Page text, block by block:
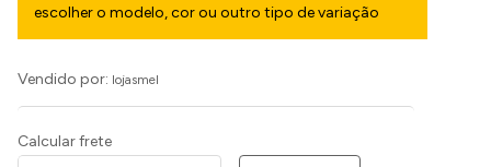
escolher o modelo, cor ou outro tipo de variação
Vendido por: lojasmel
Calcular frete